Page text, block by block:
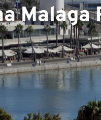
Malaga